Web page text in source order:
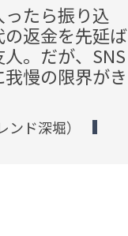
ったら振り込
の返金を先延ば
人。だが、SNS
慢の限界がき
ド深堀）